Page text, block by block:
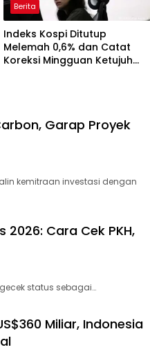
Berita
Indeks Kospi Ditutup
Melemah 0,6% dan Catat
Koreksi Mingguan Ketujuh
Garap Proyek
kemitraan investasi dengan
2026: Cara Cek PKH,
status sebagai…
Miliar, Indonesia